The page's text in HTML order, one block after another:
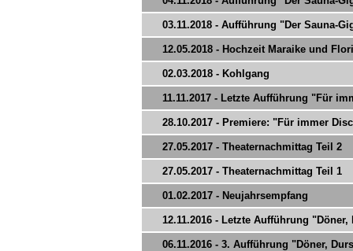
03.11.2018 - Aufführung "Der Sauna-
12.05.2018 - Hochzeit Maraike und
02.03.2018 - Kohlgang
11.11.2017 - Letzte Aufführung "Für
28.10.2017 - Premiere: "Für immer
27.05.2017 - Theaternachmittag Teil 2
27.05.2017 - Theaternachmittag Teil 1
01.02.2017 - Neujahrsempfang
12.11.2016 - Letzte Aufführung
06.11.2016 - 3. Aufführung "Döner,